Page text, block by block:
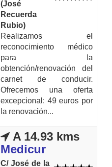
(José
Recuerda
Rubio)
Realizamos el
reconocimiento médico
para la
obtención/renovación del
carnet de conducir.
Ofrecemos una oferta
excepcional: 49 euros por
la renovación...
A 14.93 kms
Medicur
C/ José de la